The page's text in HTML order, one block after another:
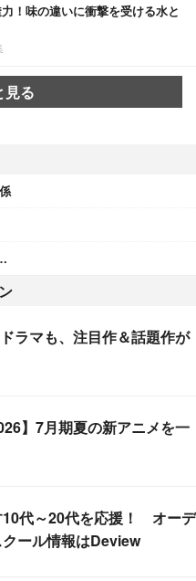
！味の違いに衝撃を受ける水と
見る
ラマも、注目作＆話題作が
】7月期夏の新アニメを一
10代～20代を応援！ オーデ
ール情報はDeview